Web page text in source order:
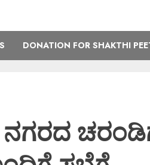
DONATION FOR SHAKTHI
ನಗರದ